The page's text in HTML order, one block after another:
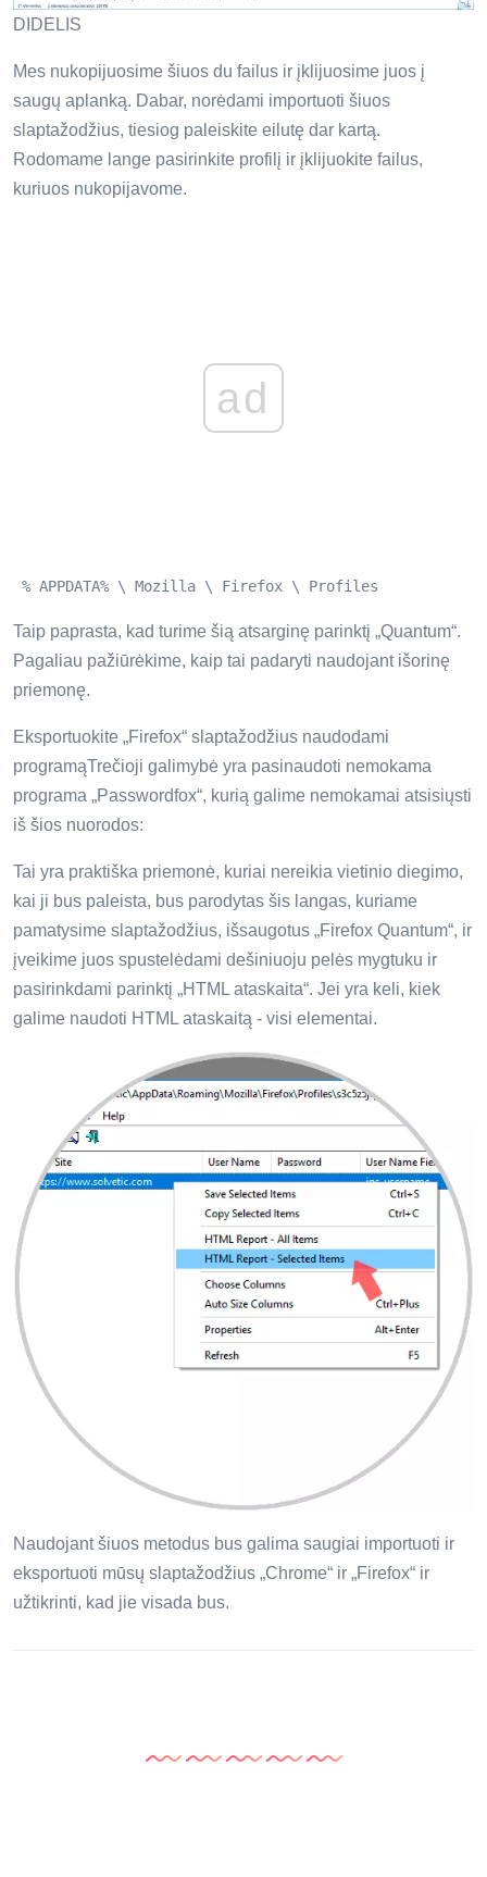
DIDELIS
Mes nukopijuosime šiuos du failus ir įklijuosime juos į
saugų aplanką. Dabar, norėdami importuoti šiuos
slaptažodžius, tiesiog paleiskite eilutę dar kartą.
Rodomame lange pasirinkite profilį ir įklijuokite failus,
kuriuos nukopijavome.
ad
% APPDATA% \ Mozilla \ Firefox \ Profiles
Taip paprasta, kad turime šią atsarginę parinktį „Quantum“.
Pagaliau pažiūrėkime, kaip tai padaryti naudojant išorinę
priemonę.
Eksportuokite „Firefox“ slaptažodžius naudodami
programąTrečioji galimybė yra pasinaudoti nemokama
programa „Passwordfox“, kurią galime nemokamai atsisiųsti
iš šios nuorodos:
Tai yra praktiška priemonė, kuriai nereikia vietinio diegimo,
kai ji bus paleista, bus parodytas šis langas, kuriame
pamatysime slaptažodžius, išsaugotus „Firefox Quantum“, ir
įveikime juos spustelėdami dešiniuoju pelės mygtuku ir
pasirinkdami parinktį „HTML ataskaita“. Jei yra keli, kiek
galime naudoti HTML ataskaitą - visi elementai.
Naudojant šiuos metodus bus galima saugiai importuoti ir
eksportuoti mūsų slaptažodžius „Chrome“ ir „Firefox“ ir
užtikrinti, kad jie visada bus.